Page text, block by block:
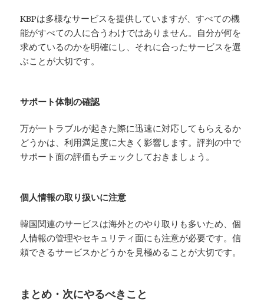
KBPは多様なサービスを提供していますが、すべての機
能がすべての人に合うわけではありません。自分が何を
求めているのかを明確にし、それに合ったサービスを選
ぶことが大切です。
サポート体制の確認
万が一トラブルが起きた際に迅速に対応してもらえるか
どうかは、利用満足度に大きく影響します。評判の中で
サポート面の評価もチェックしておきましょう。
個人情報の取り扱いに注意
韓国関連のサービスは海外とのやり取りも多いため、個
人情報の管理やセキュリティ面にも注意が必要です。信
頼できるサービスかどうかを見極めることが大切です。
まとめ・次にやるべきこと